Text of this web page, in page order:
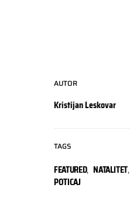
AUTOR
Kristijan Leskovar
TAGS
FEATURED, NATALITET,
POTICAJ